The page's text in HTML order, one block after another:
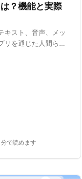
？機能と実際
キスト、音声、メッ
リを通じた人間らし
分で読めます